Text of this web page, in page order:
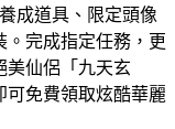
成道具、限定頭像
完成指定任務，更
美仙侶「九天玄
可免費領取炫酷華麗